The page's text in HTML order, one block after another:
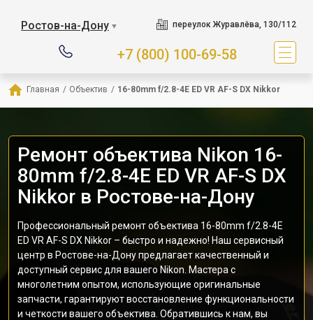
Ростов-на-Дону ▼ переулок Журавлёва, 130/112
+7 (800) 100-69-58
Главная / Объектив / 16-80mm f/2.8-4E ED VR AF-S DX Nikkor
Ремонт объектива Nikon 16-
80mm f/2.8-4E ED VR AF-S DX
Nikkor в Ростове-на-Дону
Профессиональный ремонт объектива 16-80mm f/2.8-4E
ED VR AF-S DX Nikkor – быстро и надежно! Наш сервисный
центр в Ростове-на-Дону предлагает качественный и
доступный сервис для вашего Nikon. Мастера с
многолетним опытом, использующие оригинальные
запчасти, гарантируют восстановление функциональности
и четкости вашего объектива. Обратившись к нам, вы